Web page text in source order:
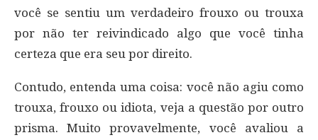
você se sentiu um verdadeiro frouxo ou trouxa
por não ter reivindicado algo que você tinha
certeza que era seu por direito.
Contudo, entenda uma coisa: você não agiu como
trouxa, frouxo ou idiota, veja a questão por outro
prisma. Muito provavelmente, você avaliou a